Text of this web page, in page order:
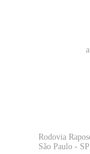
Rodovia
São Paulo -